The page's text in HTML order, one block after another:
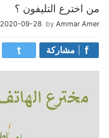
من اخترع التليفون ؟
2020-09-28 by Ammar Amer
مشاركة